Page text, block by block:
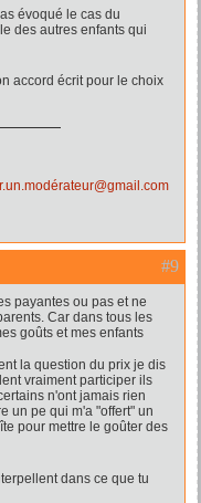
évoqué le cas du
des autres enfants qui
accord écrit pour le choix
#9
payantes ou pas et ne
Car dans tous les
goûts et mes enfants
la question du prix je dis
vraiment participer ils
n'ont jamais rien
un pe qui m'a "offert" un
pour mettre le goûter des
dans ce que tu